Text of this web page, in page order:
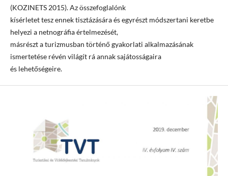
(KOZINETS 2015). Az összefoglalónk
kísérletet tesz ennek tisztázására és egyrészt módszertani keretbe
helyezi a netnográfia értelmezését,
másrészt a turizmusban történő gyakorlati alkalmazásának
ismertetése révén világít rá annak sajátosságaira
és lehetőségeire.